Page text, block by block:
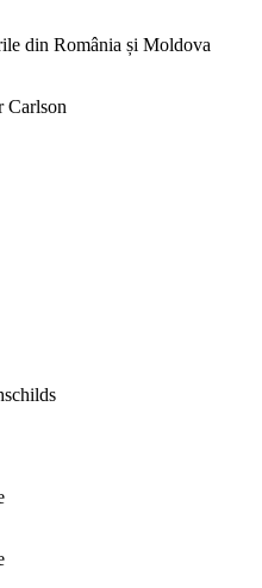
din România și Moldova
Carlson